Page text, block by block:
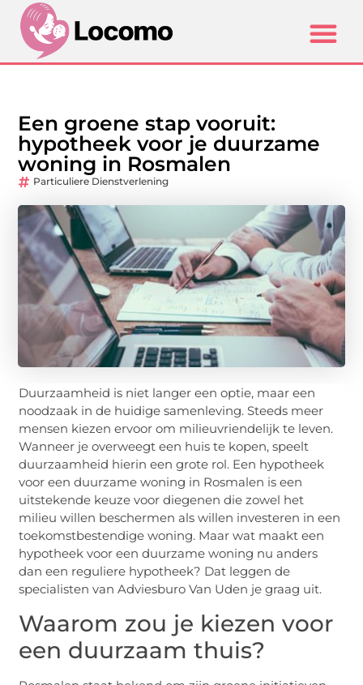
Een groene stap vooruit:
hypotheek voor je duurzame
woning in Rosmalen
Particuliere Dienstverlening
Duurzaamheid is niet langer een optie, maar een
noodzaak in de huidige samenleving. Steeds meer
mensen kiezen ervoor om milieuvriendelijk te leven.
Wanneer je overweegt een huis te kopen, speelt
duurzaamheid hierin een grote rol. Een hypotheek
voor een duurzame woning in Rosmalen is een
uitstekende keuze voor diegenen die zowel het
milieu willen beschermen als willen investeren in een
toekomstbestendige woning. Maar wat maakt een
hypotheek voor een duurzame woning nu anders
dan een reguliere hypotheek? Dat leggen de
specialisten van Adviesburo Van Uden je graag uit.
Waarom zou je kiezen voor
een duurzaam thuis?